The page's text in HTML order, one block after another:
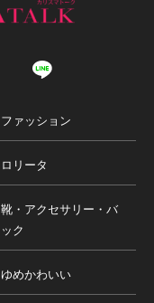
ファッション
ロリータ
靴・アクセサリー・バ
ック
ゆめかわいい